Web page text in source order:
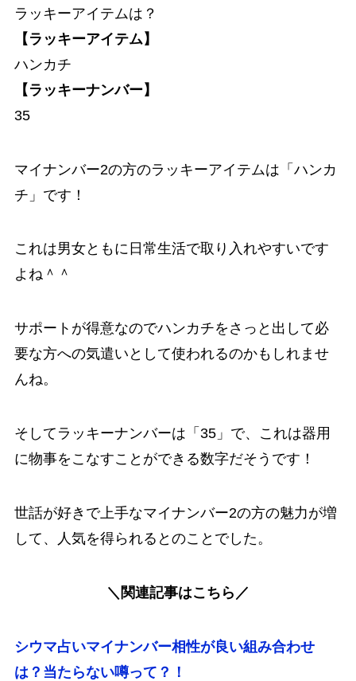
ラッキーアイテムは？
【ラッキーアイテム】
ハンカチ
【ラッキーナンバー】
35
マイナンバー2の方のラッキーアイテムは「ハンカ
チ」です！
これは男女ともに日常生活で取り入れやすいです
よね＾＾
サポートが得意なのでハンカチをさっと出して必
要な方への気遣いとして使われるのかもしれませ
んね。
そしてラッキーナンバーは「35」で、これは器用
に物事をこなすことができる数字だそうです！
世話が好きで上手なマイナンバー2の方の魅力が増
して、人気を得られるとのことでした。
＼関連記事はこちら／
シウマ占いマイナンバー相性が良い組み合わせ
は？当たらない噂って？！